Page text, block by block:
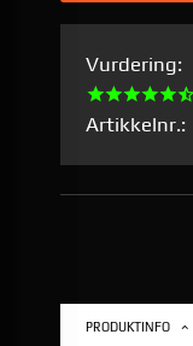
Vurdering:
Artikkelnr.:
PRODUKTINFO